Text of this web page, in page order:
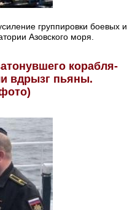
группировки боевых и
Азовского моря.
корабля-
вдрызг пьяны.